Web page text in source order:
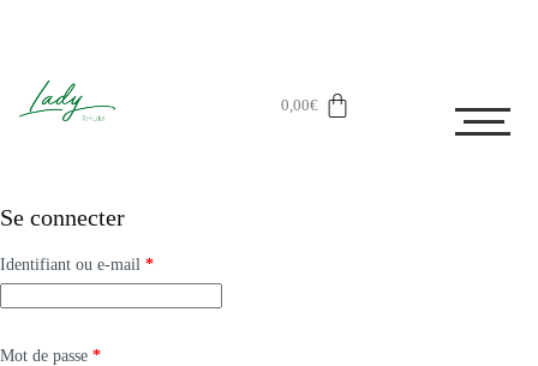
0,00€
Se connecter
Identifiant ou e-mail *
Mot de passe *